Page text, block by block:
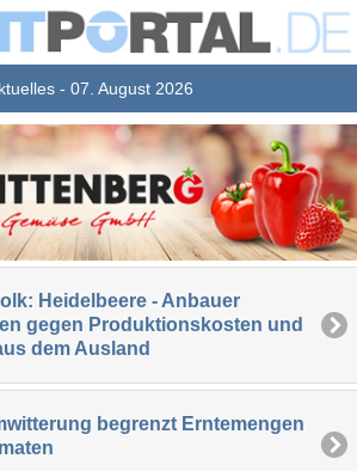
- 07. August 2026
Heidelbeere - Anbauer
gegen Produktionskosten und
dem Ausland
begrenzt Erntemengen